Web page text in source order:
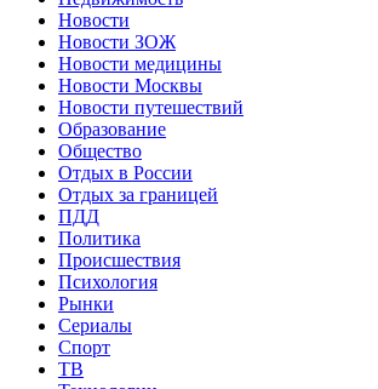
Новости
Новости ЗОЖ
Новости медицины
Новости Москвы
Новости путешествий
Образование
Общество
Отдых в России
Отдых за границей
ПДД
Политика
Происшествия
Психология
Рынки
Сериалы
Спорт
ТВ